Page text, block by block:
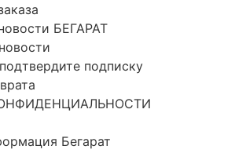
БЕГАРАТ
подписку
Бегарат